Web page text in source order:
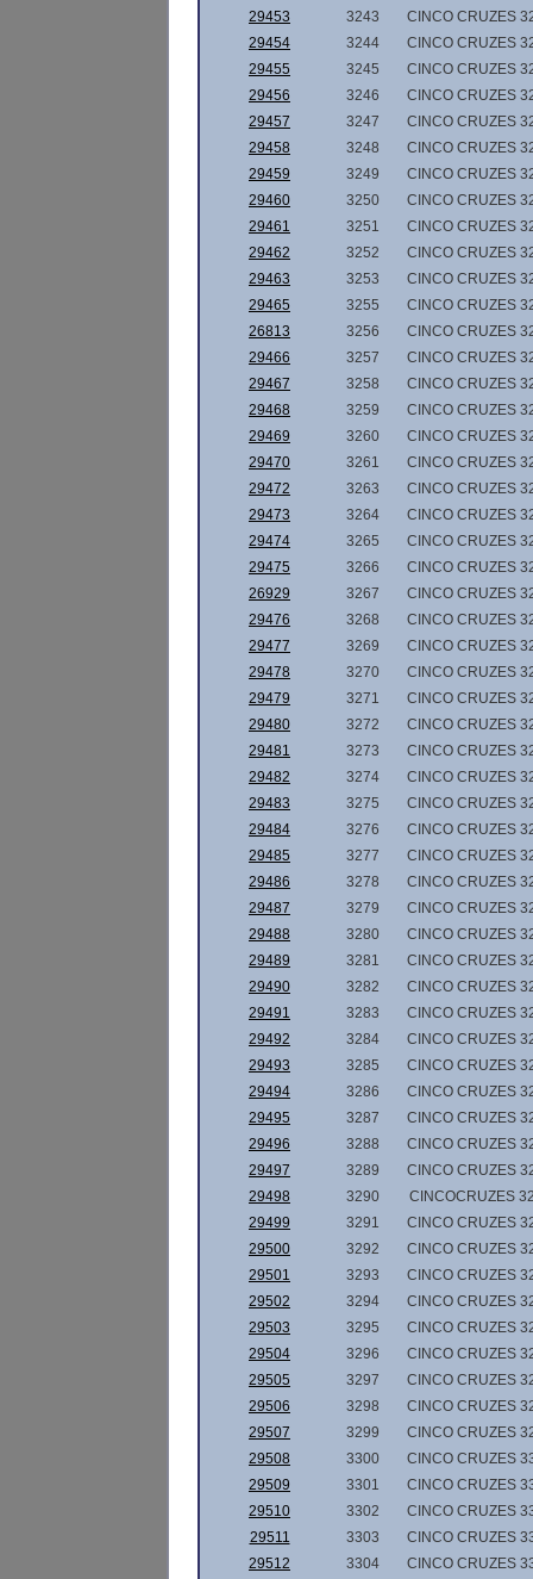
29453
3243
CINCO CRUZES
29454
3244
CINCO CRUZES
29455
3245
CINCO CRUZES
29456
3246
CINCO CRUZES
29457
3247
CINCO CRUZES
29458
3248
CINCO CRUZES
29459
3249
CINCO CRUZES
29460
3250
CINCO CRUZES
29461
3251
CINCO CRUZES
29462
3252
CINCO CRUZES
29463
3253
CINCO CRUZES
29465
3255
CINCO CRUZES
26813
3256
CINCO CRUZES
29466
3257
CINCO CRUZES
29467
3258
CINCO CRUZES
29468
3259
CINCO CRUZES
29469
3260
CINCO CRUZES
29470
3261
CINCO CRUZES
29472
3263
CINCO CRUZES
29473
3264
CINCO CRUZES
29474
3265
CINCO CRUZES
29475
3266
CINCO CRUZES
26929
3267
CINCO CRUZES
29476
3268
CINCO CRUZES
29477
3269
CINCO CRUZES
29478
3270
CINCO CRUZES
29479
3271
CINCO CRUZES
29480
3272
CINCO CRUZES
29481
3273
CINCO CRUZES
29482
3274
CINCO CRUZES
29483
3275
CINCO CRUZES
29484
3276
CINCO CRUZES
29485
3277
CINCO CRUZES
29486
3278
CINCO CRUZES
29487
3279
CINCO CRUZES
29488
3280
CINCO CRUZES
29489
3281
CINCO CRUZES
29490
3282
CINCO CRUZES
29491
3283
CINCO CRUZES
29492
3284
CINCO CRUZES
29493
3285
CINCO CRUZES
29494
3286
CINCO CRUZES
29495
3287
CINCO CRUZES
29496
3288
CINCO CRUZES
29497
3289
CINCO CRUZES
29498
3290
CINCOCRUZES
29499
3291
CINCO CRUZES
29500
3292
CINCO CRUZES
29501
3293
CINCO CRUZES
29502
3294
CINCO CRUZES
29503
3295
CINCO CRUZES
29504
3296
CINCO CRUZES
29505
3297
CINCO CRUZES
29506
3298
CINCO CRUZES
29507
3299
CINCO CRUZES
29508
3300
CINCO CRUZES
29509
3301
CINCO CRUZES
29510
3302
CINCO CRUZES
29511
3303
CINCO CRUZES
29512
3304
CINCO CRUZES